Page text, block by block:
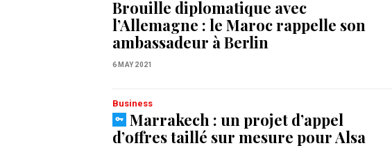
Brouille diplomatique avec
l’Allemagne : le Maroc rappelle son
ambassadeur à Berlin
6 MAY 2021
Business
Marrakech : un projet d’appel
d’offres taillé sur mesure pour Alsa